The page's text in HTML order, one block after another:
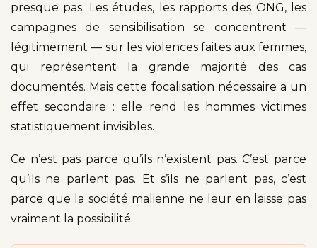
presque pas. Les études, les rapports des ONG, les
campagnes de sensibilisation se concentrent —
légitimement — sur les violences faites aux femmes,
qui représentent la grande majorité des cas
documentés. Mais cette focalisation nécessaire a un
effet secondaire : elle rend les hommes victimes
statistiquement invisibles.
Ce n’est pas parce qu’ils n’existent pas. C’est parce
qu’ils ne parlent pas. Et s’ils ne parlent pas, c’est
parce que la société malienne ne leur en laisse pas
vraiment la possibilité.